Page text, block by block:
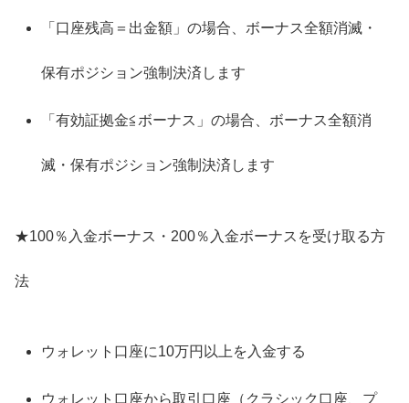
「口座残高＝出金額」の場合、ボーナス全額消滅・
保有ポジション強制決済します
「有効証拠金≦ボーナス」の場合、ボーナス全額消
滅・保有ポジション強制決済します
★100％入金ボーナス・200％入金ボーナスを受け取る方
法
ウォレット口座に10万円以上を入金する
ウォレット口座から取引口座（クラシック口座、プ